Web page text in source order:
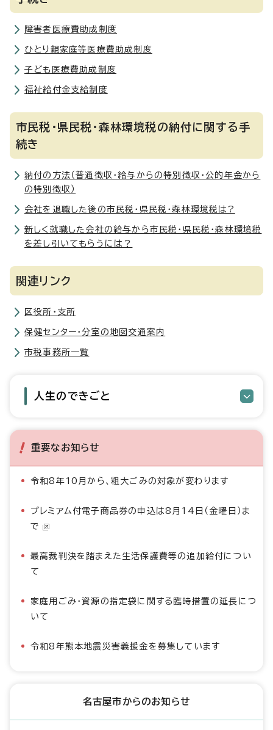
障害者医療費助成制度
ひとり親家庭等医療費助成制度
子ども医療費助成制度
福祉給付金支給制度
市民税・県民税・森林環境税の納付に関する手
続き
納付の方法（普通徴収・給与からの特別徴収・公的年金から
の特別徴収）
会社を退職した後の市民税・県民税・森林環境税は?
新しく就職した会社の給与から市民税・県民税・森林環境税
を差し引いてもらうには？
関連リンク
区役所・支所
保健センター・分室の地図交通案内
市税事務所一覧
人生のできごと
重要なお知らせ
令和8年10月から、粗大ごみの対象が変わります
プレミアム付電子商品券の申込は8月14日（金曜日）ま
で
最高裁判決を踏まえた生活保護費等の追加給付につい
て
家庭用ごみ・資源の指定袋に関する臨時措置の延長につ
いて
令和8年熊本地震災害義援金を募集しています
名古屋市からのお知らせ